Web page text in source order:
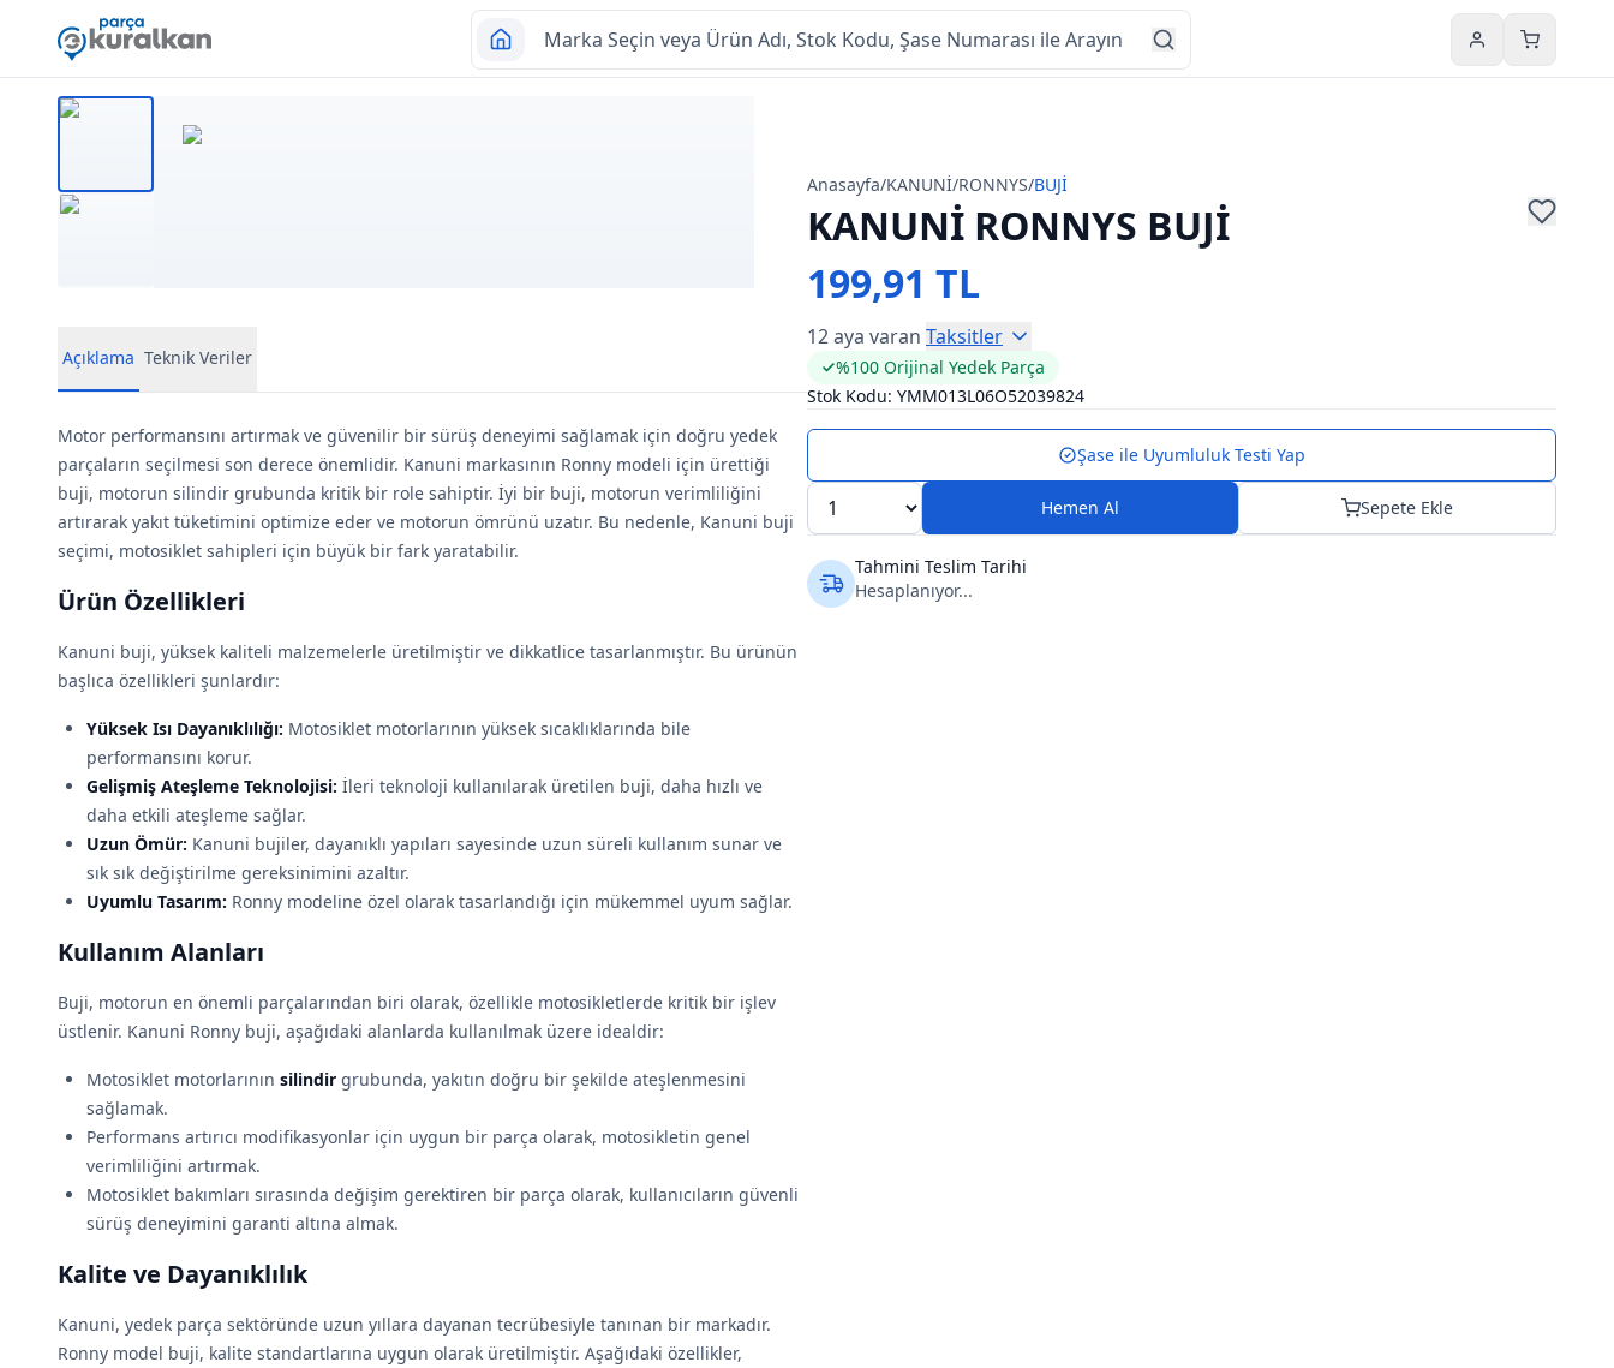
HesabımSepetim
Anasayfa/KANUNİ/RONNYS/BUJİ
KANUNİ RONNYS BUJİ
199,91 TL
12 aya varan Taksitler
%100 Orijinal Yedek Parça
Stok Kodu: YMM013L06O52039824
Şase ile Uyumluluk Testi Yap
Hemen Al Sepete Ekle
Tahmini Teslim Tarihi
Hesaplanıyor...
Açıklama Teknik Veriler
Motor performansını artırmak ve güvenilir bir sürüş deneyimi sağlamak için doğru yedek
parçaların seçilmesi son derece önemlidir. Kanuni markasının Ronny modeli için ürettiği
buji, motorun silindir grubunda kritik bir role sahiptir. İyi bir buji, motorun verimliliğini
artırarak yakıt tüketimini optimize eder ve motorun ömrünü uzatır. Bu nedenle, Kanuni buji
seçimi, motosiklet sahipleri için büyük bir fark yaratabilir.
Ürün Özellikleri
Kanuni buji, yüksek kaliteli malzemelerle üretilmiştir ve dikkatlice tasarlanmıştır. Bu ürünün
başlıca özellikleri şunlardır:
Yüksek Isı Dayanıklılığı: Motosiklet motorlarının yüksek sıcaklıklarında bile
performansını korur.
Gelişmiş Ateşleme Teknolojisi: İleri teknoloji kullanılarak üretilen buji, daha hızlı ve
daha etkili ateşleme sağlar.
Uzun Ömür: Kanuni bujiler, dayanıklı yapıları sayesinde uzun süreli kullanım sunar ve
sık sık değiştirilme gereksinimini azaltır.
Uyumlu Tasarım: Ronny modeline özel olarak tasarlandığı için mükemmel uyum sağlar.
Kullanım Alanları
Buji, motorun en önemli parçalarından biri olarak, özellikle motosikletlerde kritik bir işlev
üstlenir. Kanuni Ronny buji, aşağıdaki alanlarda kullanılmak üzere idealdir:
Motosiklet motorlarının silindir grubunda, yakıtın doğru bir şekilde ateşlenmesini
sağlamak.
Performans artırıcı modifikasyonlar için uygun bir parça olarak, motosikletin genel
verimliliğini artırmak.
Motosiklet bakımları sırasında değişim gerektiren bir parça olarak, kullanıcıların güvenli
sürüş deneyimini garanti altına almak.
Kalite ve Dayanıklılık
Kanuni, yedek parça sektöründe uzun yıllara dayanan tecrübesiyle tanınan bir markadır.
Ronny model buji, kalite standartlarına uygun olarak üretilmiştir. Aşağıdaki özellikler,